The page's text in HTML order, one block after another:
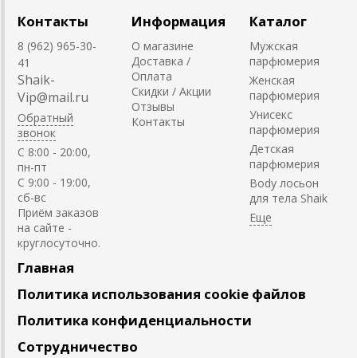
Контакты
8 (962) 965-30-
41
Shaik-
Vip@mail.ru
Обратный
звонок
C 8:00 - 20:00,
пн-пт
С 9:00 - 19:00,
сб-вс
Приём заказов
на сайте -
круглосуточно.
Информация
О магазине
Доставка /
Оплата
Скидки / Акции
Отзывы
Контакты
Каталог
Мужская
парфюмерия
Женская
парфюмерия
Унисекс
парфюмерия
Детская
парфюмерия
Body лосьон
для тела Shaik
Главная
Политика использования cookie файлов
Политика конфиденциальности
Сотрудничество